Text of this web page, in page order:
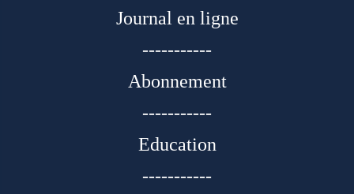
Journal en ligne
-----------
Abonnement
-----------
Education
-----------